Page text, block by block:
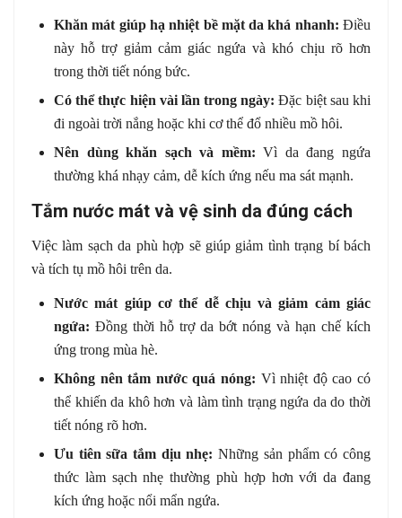
Khăn mát giúp hạ nhiệt bề mặt da khá nhanh: Điều
này hỗ trợ giảm cảm giác ngứa và khó chịu rõ hơn
trong thời tiết nóng bức.
Có thể thực hiện vài lần trong ngày: Đặc biệt sau khi
đi ngoài trời nắng hoặc khi cơ thể đổ nhiều mồ hôi.
Nên dùng khăn sạch và mềm: Vì da đang ngứa
thường khá nhạy cảm, dễ kích ứng nếu ma sát mạnh.
Tắm nước mát và vệ sinh da đúng cách
Việc làm sạch da phù hợp sẽ giúp giảm tình trạng bí bách
và tích tụ mồ hôi trên da.
Nước mát giúp cơ thể dễ chịu và giảm cảm giác
ngứa: Đồng thời hỗ trợ da bớt nóng và hạn chế kích
ứng trong mùa hè.
Không nên tắm nước quá nóng: Vì nhiệt độ cao có
thể khiến da khô hơn và làm tình trạng ngứa da do thời
tiết nóng rõ hơn.
Ưu tiên sữa tắm dịu nhẹ: Những sản phẩm có công
thức làm sạch nhẹ thường phù hợp hơn với da đang
kích ứng hoặc nổi mẩn ngứa.